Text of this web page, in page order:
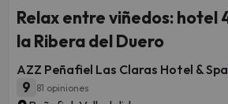
Relax entre viñedos: hotel
la Ribera del Duero
AZZ Peñafiel Las Claras Hotel & Spa
9 81 opiniones